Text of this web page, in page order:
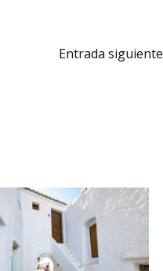
Entrada siguiente